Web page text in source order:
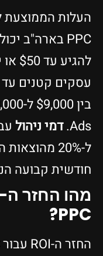
עסקים קטנים עד
Ads. דמי ניהול
ל-20%
חודשית קבועה הנעה בין
PPC?